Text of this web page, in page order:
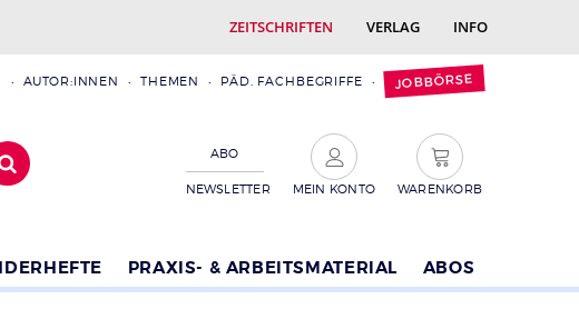
ZEITSCHRIFTEN VERLAG INFO
AUTOR:INNEN THEMEN PÄD. FACHBEGRIFFE JOBBÖRSE
ABO
NEWSLETTER MEIN KONTO WARENKORB
PRAXIS- & ARBEITSMATERIAL ABOS